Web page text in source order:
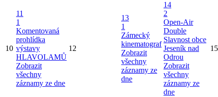
10
11
1
Komentovaná
prohlídka
výstavy
HLAVOLAMŮ
Zobrazit
všechny
záznamy ze dne
12
13
1
Zámecký
kinematograf
Zobrazit
všechny
záznamy ze
dne
14
2
Open-Air
Double
Slavnost obce
Jeseník nad
Odrou
Zobrazit
všechny
záznamy ze
dne
15